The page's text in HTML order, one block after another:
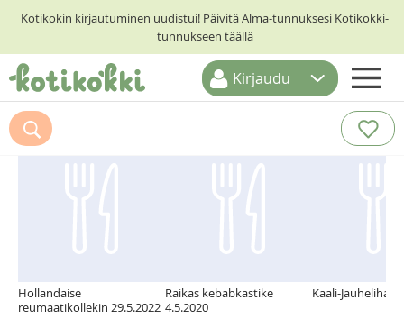
Kotikokin kirjautuminen uudistui! Päivitä Alma-tunnuksesi Kotikokki-
tunnukseen täällä
ETUSIVU
RESEPTIHAKU
Kirjaudu
Suosittelemme myös
Hollandaise
reumaatikollekin 29.5.2022
Raikas kebabkastike
4.5.2020
Kaali-